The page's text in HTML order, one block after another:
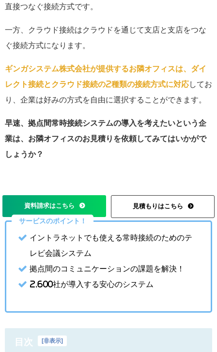
直接つなぐ接続方式です。
一方、クラウド接続はクラウドを通じて支店と支店をつな
ぐ接続方式になります。
ギンガシステム株式会社が提供するお隣オフィスは、ダイ
レクト接続とクラウド接続の2種類の接続方式に対応してお
り、企業は好みの方式を自由に選択することができます。
早速、拠点間常時接続システムの導入を考えたいという企
業は、お隣オフィスのお見積りを依頼してみてはいかがで
しょうか？
資料請求はこちら 見積もりはこちら
サービスのポイント！
イントラネットでも使える常時接続のためのテ
レビ会議システム
拠点間のコミュニケーションの課題を解決！
2,600社が導入する安心のシステム
目次 [非表示]